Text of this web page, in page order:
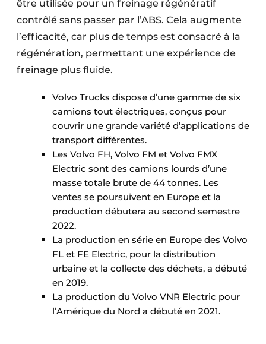
être utilisée pour un freinage régénératif
contrôlé sans passer par l’ABS. Cela augmente
l’efficacité, car plus de temps est consacré à la
régénération, permettant une expérience de
freinage plus fluide.​
Volvo Trucks dispose d’une gamme de six
camions tout électriques, conçus pour
couvrir une grande variété d’applications de
transport différentes.
Les Volvo FH, Volvo FM et Volvo FMX
Electric sont des camions lourds d’une
masse totale brute de 44 tonnes. Les
ventes se poursuivent en Europe et la
production débutera au second semestre
2022.
La production en série en Europe des Volvo
FL et FE Electric, pour la distribution
urbaine et la collecte des déchets, a débuté
en 2019.
La production du Volvo VNR Electric pour
l’Amérique du Nord a débuté en 2021.